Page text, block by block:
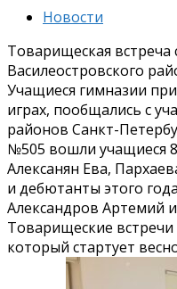
Новости
Товарищеская
Василеостровского
Учащиеся гимназии
играх, пообщались с
районов Санкт-
№505 вошли учащиеся
Алексанян Ева,
и дебютанты этого
Александров Артемий
Товарищеские
который стартует